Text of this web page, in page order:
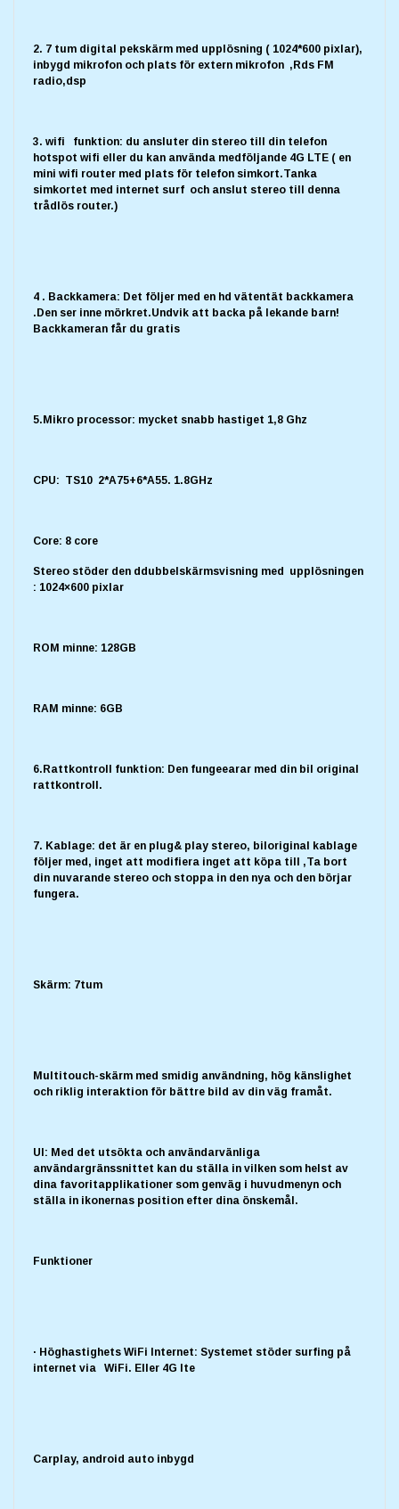
2. 7 tum digital pekskärm med upplösning ( 1024*600 pixlar),
inbygd mikrofon och plats för extern mikrofon ,Rds FM
radio,dsp
3. wifi funktion: du ansluter din stereo till din telefon
hotspot wifi eller du kan använda medföljande 4G LTE ( en
mini wifi router med plats för telefon simkort.Tanka
simkortet med internet surf och anslut stereo till denna
trådlös router.)
4 . Backkamera: Det följer med en hd vätentät backkamera
.Den ser inne mörkret.Undvik att backa på lekande barn!
Backkameran får du gratis
5.Mikro processor: mycket snabb hastiget 1,8 Ghz
CPU: TS10 2*A75+6*A55. 1.8GHz
Core: 8 core
Stereo stöder den ddubbelskärmsvisning med upplösningen
: 1024×600 pixlar
ROM minne: 128GB
RAM minne: 6GB
6.Rattkontroll funktion: Den fungeearar med din bil original
rattkontroll.
7. Kablage: det är en plug& play stereo, biloriginal kablage
följer med, inget att modifiera inget att köpa till ,Ta bort
din nuvarande stereo och stoppa in den nya och den börjar
fungera.
Skärm: 7tum
Multitouch-skärm med smidig användning, hög känslighet
och riklig interaktion för bättre bild av din väg framåt.
UI: Med det utsökta och användarvänliga
användargränssnittet kan du ställa in vilken som helst av
dina favoritapplikationer som genväg i huvudmenyn och
ställa in ikonernas position efter dina önskemål.
Funktioner
· Höghastighets WiFi Internet: Systemet stöder surfing på
internet via WiFi. Eller 4G lte
Carplay, android auto inbygd